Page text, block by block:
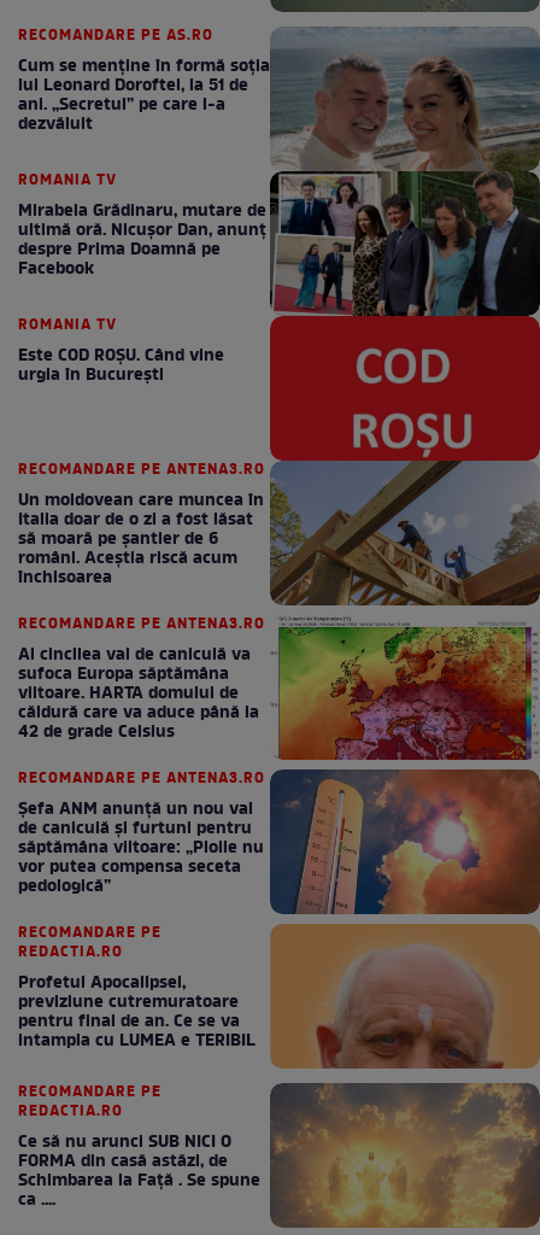
RECOMANDARE PE AS.RO
Cum se menţine în formă soţia
lui Leonard Doroftei, la 51 de
ani. „Secretul” pe care l-a
dezvăluit
ROMANIA TV
Mirabela Grădinaru, mutare de
ultimă oră. Nicuşor Dan, anunţ
despre Prima Doamnă pe
Facebook
ROMANIA TV
Este COD ROŞU. Când vine
urgia în Bucureşti
RECOMANDARE PE ANTENA3.RO
Un moldovean care muncea în
Italia doar de o zi a fost lăsat
să moară pe şantier de 6
români. Aceștia riscă acum
închisoarea
RECOMANDARE PE ANTENA3.RO
Al cincilea val de caniculă va
sufoca Europa săptămâna
viitoare. HARTA domului de
căldură care va aduce până la
42 de grade Celsius
RECOMANDARE PE ANTENA3.RO
Șefa ANM anunță un nou val
de caniculă și furtuni pentru
săptămâna viitoare: „Ploile nu
vor putea compensa seceta
pedologică”
RECOMANDARE PE
REDACTIA.RO
Profetul Apocalipsei,
previziune cutremuratoare
pentru final de an. Ce se va
intampla cu LUMEA e TERIBIL
RECOMANDARE PE
REDACTIA.RO
Ce să nu arunci SUB NICI O
FORMA din casă astăzi, de
Schimbarea la Față . Se spune
ca ....